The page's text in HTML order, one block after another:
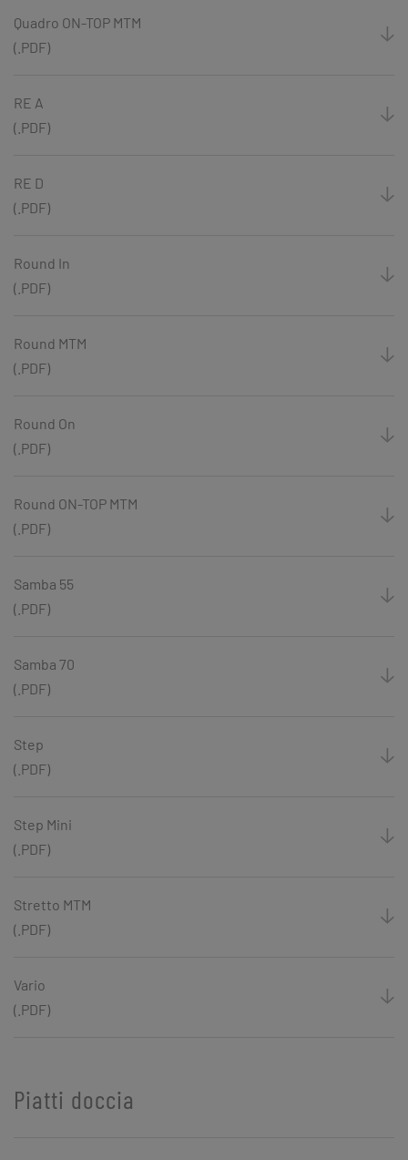
Quadro ON-TOP MTM
(.PDF)
RE A
(.PDF)
RE D
(.PDF)
Round In
(.PDF)
Round MTM
(.PDF)
Round On
(.PDF)
Round ON-TOP MTM
(.PDF)
Samba 55
(.PDF)
Samba 70
(.PDF)
Step
(.PDF)
Step Mini
(.PDF)
Stretto MTM
(.PDF)
Vario
(.PDF)
Piatti doccia